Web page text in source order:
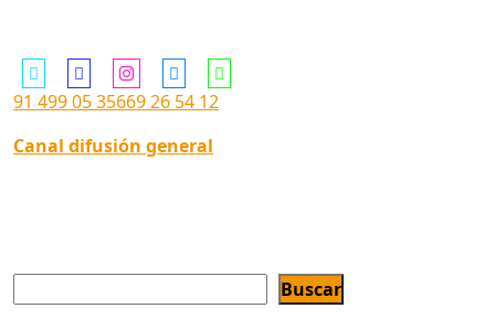
91 499 05 35669 26 54 12
Canal difusión general
Buscar